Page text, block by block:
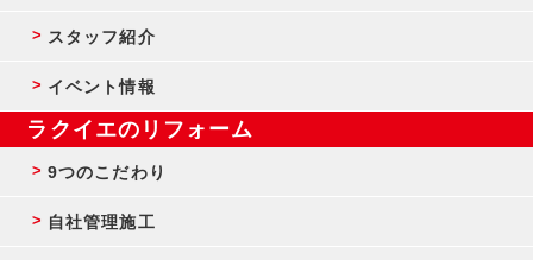
スタッフ紹介
イベント情報
ラクイエのリフォーム
9つのこだわり
自社管理施工